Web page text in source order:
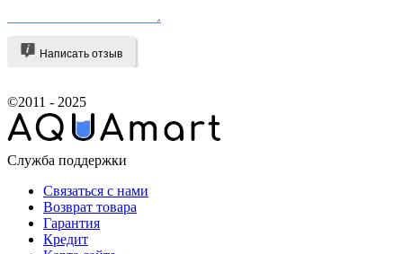
Написать отзыв
©2011 - 2025
Служба поддержки
Связаться с нами
Возврат товара
Гарантия
Кредит